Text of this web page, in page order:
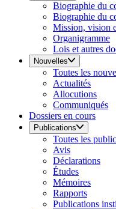
Biographie du
Biographie du
Mission, vision
Organigramme
Lois et autres
Nouvelles
Toutes les
Actualités
Allocutions
Communiqués
Dossiers en cours
Publications
Toutes les
Avis
Déclarations
Études
Mémoires
Rapports
Publications